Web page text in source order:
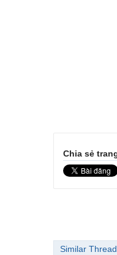
Chia sẻ
Similar